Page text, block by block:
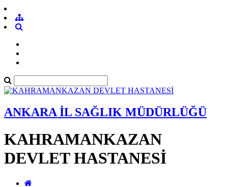
ANKARA İL SAĞLIK MÜDÜRLÜĞÜ
KAHRAMANKAZAN
DEVLET HASTANESİ